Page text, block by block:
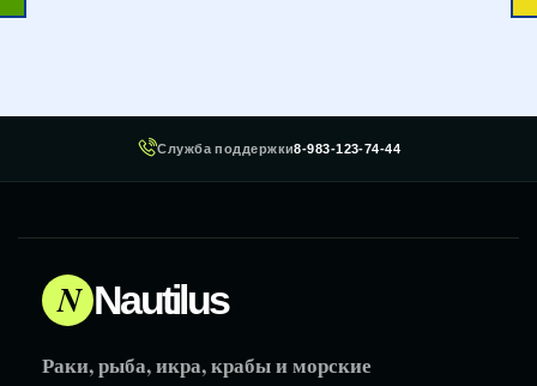
Служба поддержки8-983-123-74-44
N Nautilus
Раки, рыба, икра, крабы и морские